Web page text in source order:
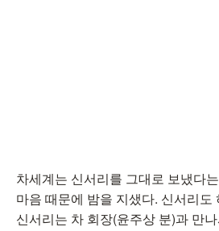
차세계는 신서리를 그대로 보냈다
마음 때문에 밤을 지샜다. 신서리도
신서리는 차 회장(윤주상 분)과 만